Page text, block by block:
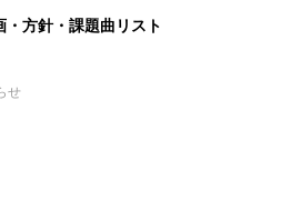
方針・課題曲リスト
せ